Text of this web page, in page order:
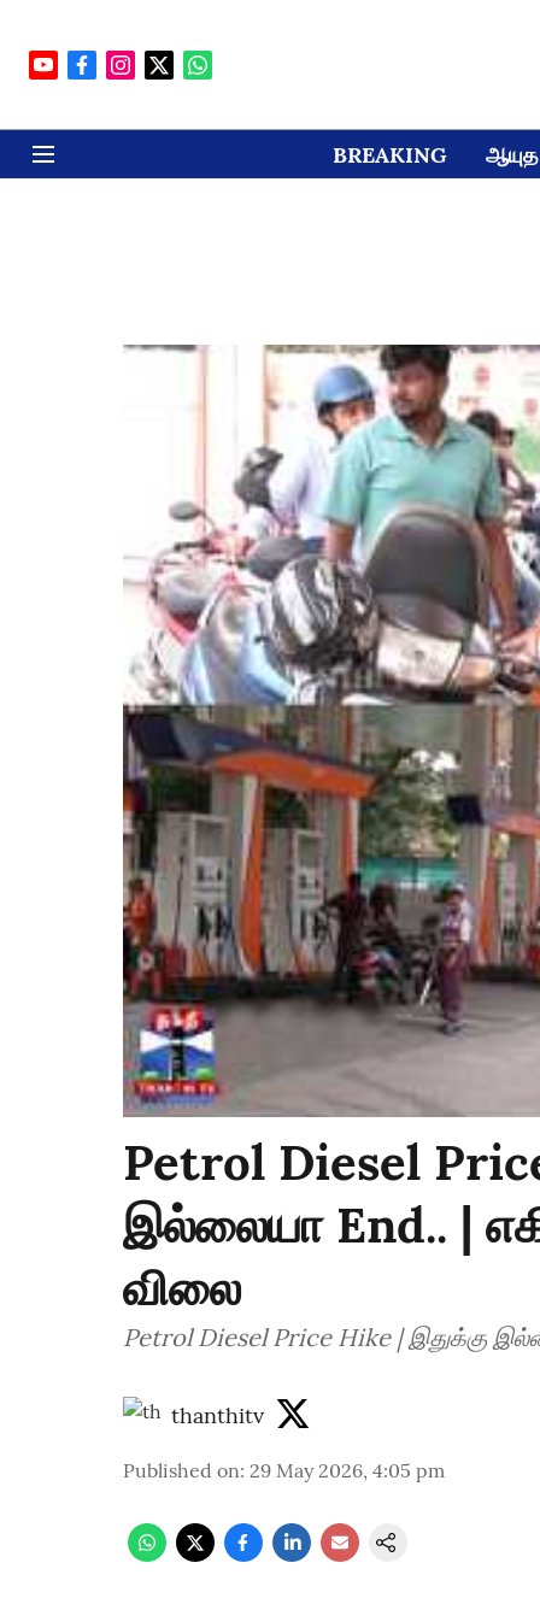
BREAKING ஆயுத
Petrol Diesel
இல்லையா End.. |
விலை
Petrol Diesel Price Hike | இதுக்கு
thanthitv
Published on: 29 May 2026, 4:05 pm